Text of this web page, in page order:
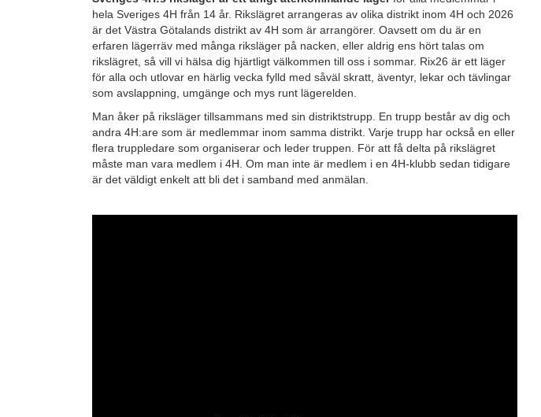
hela Sveriges 4H från 14 år. Rikslägret arrangeras av olika distrikt inom 4H och 2026
är det Västra Götalands distrikt av 4H som är arrangörer. Oavsett om du är en
erfaren lägerräv med många riksläger på nacken, eller aldrig ens hört talas om
rikslägret, så vill vi hälsa dig hjärtligt välkommen till oss i sommar. Rix26 är ett läger
för alla och utlovar en härlig vecka fylld med såväl skratt, äventyr, lekar och tävlingar
som avslappning, umgänge och mys runt lägerelden.
Man åker på riksläger tillsammans med sin distriktstrupp. En trupp består av dig och
andra 4H:are som är medlemmar inom samma distrikt. Varje trupp har också en eller
flera truppledare som organiserar och leder truppen. För att få delta på rikslägret
måste man vara medlem i 4H. Om man inte är medlem i en 4H-klubb sedan tidigare
är det väldigt enkelt att bli det i samband med anmälan.